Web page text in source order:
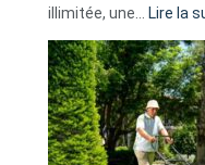
illimitée, une… Lire la